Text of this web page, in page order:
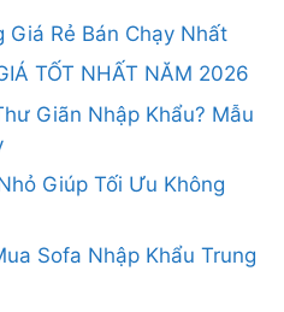
Rẻ Bán Chạy Nhất
TỐT NHẤT NĂM 2026
Giãn Nhập Khẩu? Mẫu
Giúp Tối Ưu Không
Sofa Nhập Khẩu Trung